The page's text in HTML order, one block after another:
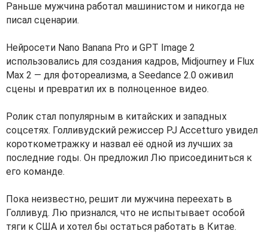
Раньше мужчина работал машинистом и никогда не
писал сценарии.
Нейросети Nano Banana Pro и GPT Image 2
использовались для создания кадров, Midjourney и Flux
Max 2 — для фотореализма, а Seedance 2.0 оживил
сцены и превратил их в полноценное видео.
Ролик стал популярным в китайских и западных
соцсетях. Голливудский режиссер PJ Accetturo увидел
короткометражку и назвал её одной из лучших за
последние годы. Он предложил Лю присоединиться к
его команде.
Пока неизвестно, решит ли мужчина переехать в
Голливуд. Лю признался, что не испытывает особой
тяги к США и хотел бы остаться работать в Китае.